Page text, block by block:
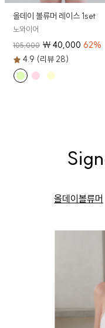
올데이 볼류머 레이스 1set
노와이어
105,000 ₩40,000 62%
4.9 (리뷰 28)
올데이볼류머